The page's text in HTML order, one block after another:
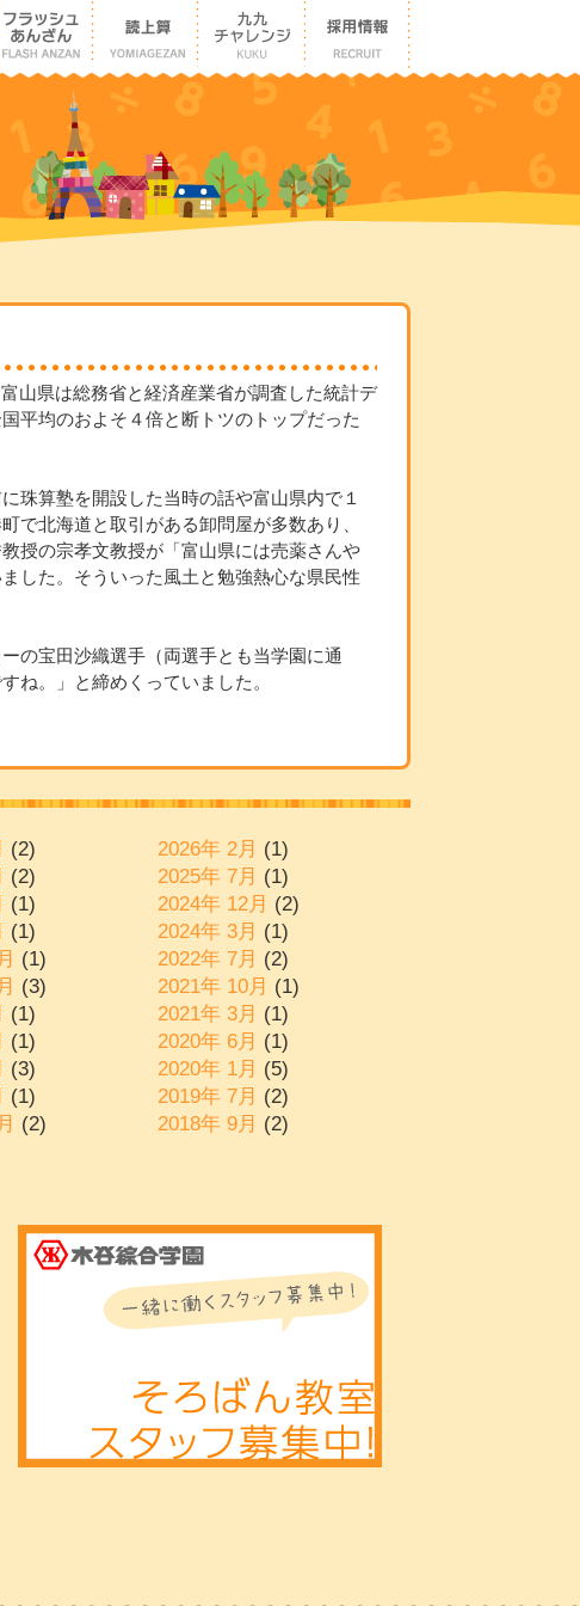
山県は総務省と経済産業省が調査した統計デ
平均のおよそ４倍と断トツのトップだった
珠算塾を開設した当時の話や富山県内で１
で北海道と取引がある卸問屋が多数あり、
授の宗孝文教授が「富山県には売薬さんや
した。そういった風土と勉強熱心な県民性
の宝田沙織選手（両選手とも当学園に通
ね。」と締めくっていました。
(2) 2026年 2月 (1)
(2) 2025年 7月 (1)
(1) 2024年 12月 (2)
(1) 2024年 3月 (1)
(1) 2022年 7月 (2)
(3) 2021年 10月 (1)
(1) 2021年 3月 (1)
(1) 2020年 6月 (1)
(3) 2020年 1月 (5)
(1) 2019年 7月 (2)
(2) 2018年 9月 (2)